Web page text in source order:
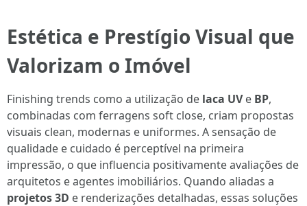
Estética e Prestígio Visual que
Valorizam o Imóvel
Finishing trends como a utilização de laca UVe BP,
combinadas com ferragens soft close, criam propostas
visuais clean, modernas e uniformes. A sensação de
qualidade e cuidado é perceptível na primeira
impressão, o que influencia positivamente avaliações de
arquitetos e agentes imobiliários. Quando aliadas a
projetos 3D e renderizações detalhadas, essas soluções